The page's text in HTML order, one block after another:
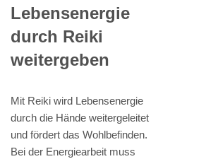
Lebensenergie
durch Reiki
weitergeben
Mit Reiki wird Lebensenergie
durch die Hände weitergeleitet
und fördert das Wohlbefinden.
Bei der Energiearbeit muss